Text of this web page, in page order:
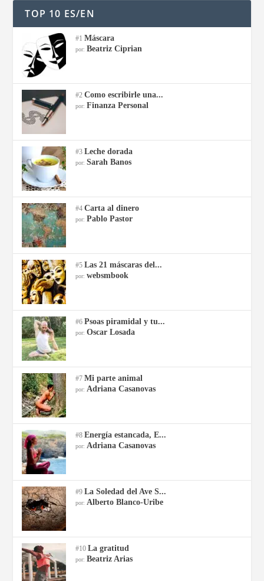
TOP 10 ES/EN
#1Máscara
por:Beatriz Ciprian
#2Como escribirle una...
por:Finanza Personal
#3Leche dorada
por:Sarah Banos
#4Carta al dinero
por:Pablo Pastor
#5Las 21 máscaras del...
por:websmbook
#6Psoas piramidal y tu...
por:Oscar Losada
#7Mi parte animal
por:Adriana Casanovas
#8Energía estancada, E...
por:Adriana Casanovas
#9La Soledad del Ave S...
por:Alberto Blanco-Uribe
#10La gratitud
por:Beatriz Arias